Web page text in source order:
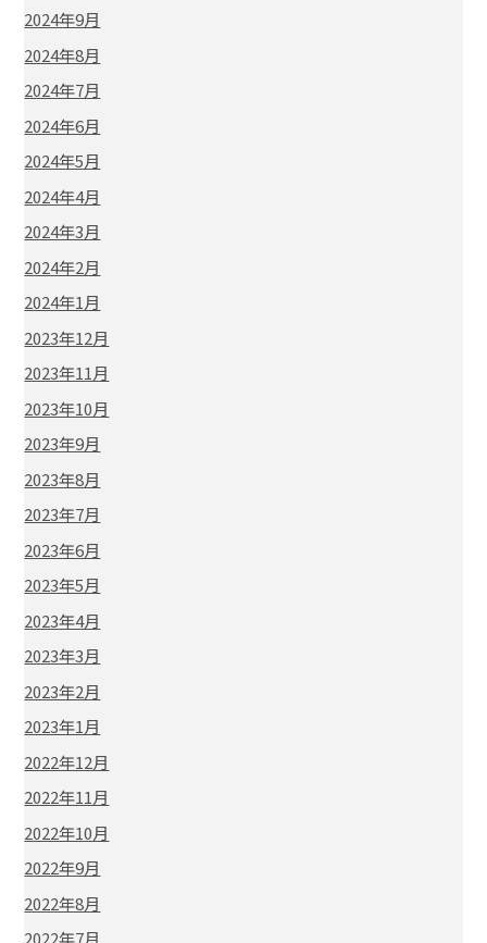
2024年9月
2024年8月
2024年7月
2024年6月
2024年5月
2024年4月
2024年3月
2024年2月
2024年1月
2023年12月
2023年11月
2023年10月
2023年9月
2023年8月
2023年7月
2023年6月
2023年5月
2023年4月
2023年3月
2023年2月
2023年1月
2022年12月
2022年11月
2022年10月
2022年9月
2022年8月
2022年7月